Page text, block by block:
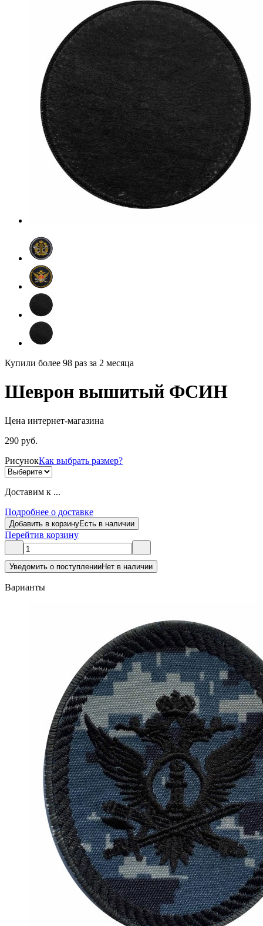
Купили более 98 раз за 2 месяца
Шеврон вышитый ФСИН
Цена интернет-магазина
290 руб.
РисунокКак выбрать размер?
Доставим к ...
Подробнее о доставке
Добавить в корзинуЕсть в наличии
Перейтив корзину
Уведомить о поступленииНет в наличии
Варианты